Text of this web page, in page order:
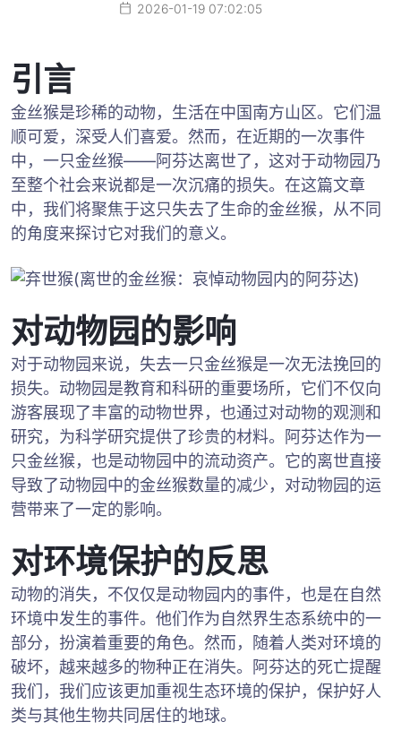
2026-01-19 07:02:05
引言
金丝猴是珍稀的动物，生活在中国南方山区。它们温
顺可爱，深受人们喜爱。然而，在近期的一次事件
中，一只金丝猴——阿芬达离世了，这对于动物园乃
至整个社会来说都是一次沉痛的损失。在这篇文章
中，我们将聚焦于这只失去了生命的金丝猴，从不同
的角度来探讨它对我们的意义。
对动物园的影响
对于动物园来说，失去一只金丝猴是一次无法挽回的
损失。动物园是教育和科研的重要场所，它们不仅向
游客展现了丰富的动物世界，也通过对动物的观测和
研究，为科学研究提供了珍贵的材料。阿芬达作为一
只金丝猴，也是动物园中的流动资产。它的离世直接
导致了动物园中的金丝猴数量的减少，对动物园的运
营带来了一定的影响。
对环境保护的反思
动物的消失，不仅仅是动物园内的事件，也是在自然
环境中发生的事件。他们作为自然界生态系统中的一
部分，扮演着重要的角色。然而，随着人类对环境的
破坏，越来越多的物种正在消失。阿芬达的死亡提醒
我们，我们应该更加重视生态环境的保护，保护好人
类与其他生物共同居住的地球。